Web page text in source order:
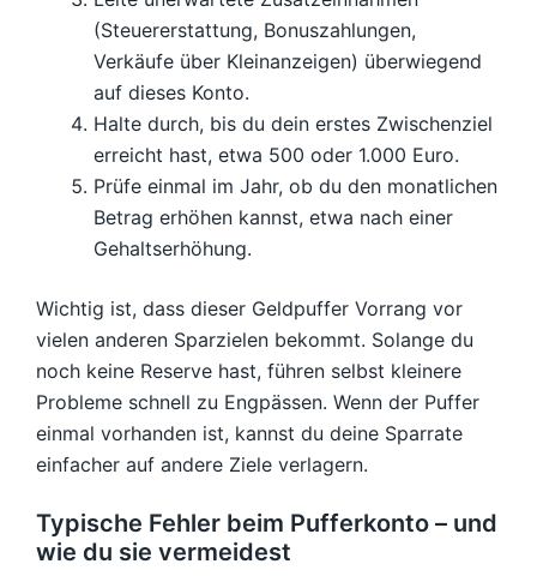
(Steuererstattung, Bonuszahlungen,
Verkäufe über Kleinanzeigen) überwiegend
auf dieses Konto.
Halte durch, bis du dein erstes Zwischenziel
erreicht hast, etwa 500 oder 1.000 Euro.
Prüfe einmal im Jahr, ob du den monatlichen
Betrag erhöhen kannst, etwa nach einer
Gehaltserhöhung.
Wichtig ist, dass dieser Geldpuffer Vorrang vor
vielen anderen Sparzielen bekommt. Solange du
noch keine Reserve hast, führen selbst kleinere
Probleme schnell zu Engpässen. Wenn der Puffer
einmal vorhanden ist, kannst du deine Sparrate
einfacher auf andere Ziele verlagern.
Typische Fehler beim Pufferkonto – und
wie du sie vermeidest